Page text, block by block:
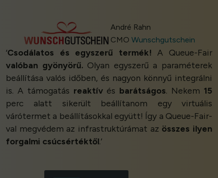
André Rahn
CMO Wunschgutschein
‘Csodálatos és egyszerű termék! A Queue-Fair
valóban gyönyörű. Olyan egyszerű a paraméterek
beállítása valós időben, és nagyon könnyű integrálni
is. A támogatás reaktívés barátságos. Nekem15
perc alatt sikerült beállítanom egy virtuális
várótermet a beállításokkal együtt! Így a Queue-Fair-
val megvédem az infrastruktúrámat az összes ilyen
forgalmi csúcsértéktől.’